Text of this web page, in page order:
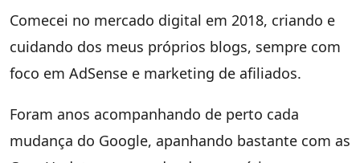
Comecei no mercado digital em 2018, criando e
cuidando dos meus próprios blogs, sempre com
foco em AdSense e marketing de afiliados.
Foram anos acompanhando de perto cada
mudança do Google, apanhando bastante com as